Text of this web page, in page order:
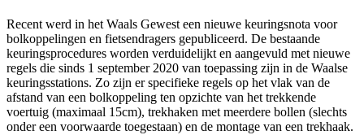
Recent werd in het Waals Gewest een nieuwe keuringsnota voor
bolkoppelingen en fietsendragers gepubliceerd. De bestaande
keuringsprocedures worden verduidelijkt en aangevuld met nieuwe
regels die sinds 1 september 2020 van toepassing zijn in de Waalse
keuringsstations. Zo zijn er specifieke regels op het vlak van de
afstand van een bolkoppeling ten opzichte van het trekkende
voertuig (maximaal 15cm), trekhaken met meerdere bollen (slechts
onder een voorwaarde toegestaan) en de montage van een trekhaak.